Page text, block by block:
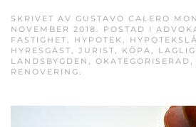
SKRIVET AV GUSTAVO CALERO
NOVEMBER 2018. POSTAD I
FASTIGHET, HYPOTEK,
HYRESGÄST, JURIST, KÖPA,
LANDSBYGDEN , OKATEGORISERAD,
RENOVERING.